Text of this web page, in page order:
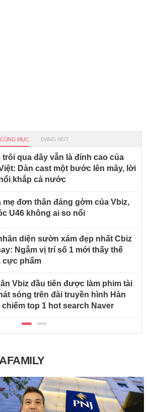
CÙNG MỤC ĐANG HOT
trôi qua đây vẫn là đỉnh cao của
Dàn cast một bước lên mây, lời
khắp cả nước
mẹ đơn thân đáng gờm của Vbiz,
U46 không ai so nổi
diện sườn xám đẹp nhất Cbiz
Ngắm vị trí số 1 mới thấy thế
cực phẩm
Vbiz đầu tiên được làm phim tài
sóng trên đài truyền hình Hàn
chiếm top 1 hot search Naver